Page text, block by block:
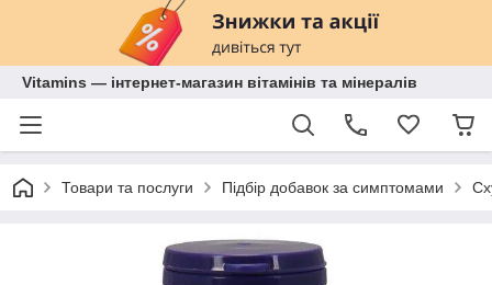
Vitamins — інтернет-магазин вітамінів та мінералів
Товари та послуги Підбір добавок за симптомами